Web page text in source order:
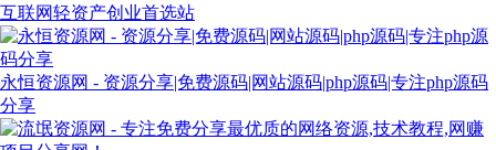
互联网轻资产创业首选站
永恒资源网 - 资源分享|免费源码|网站源码|php源码|专注php源码
分享